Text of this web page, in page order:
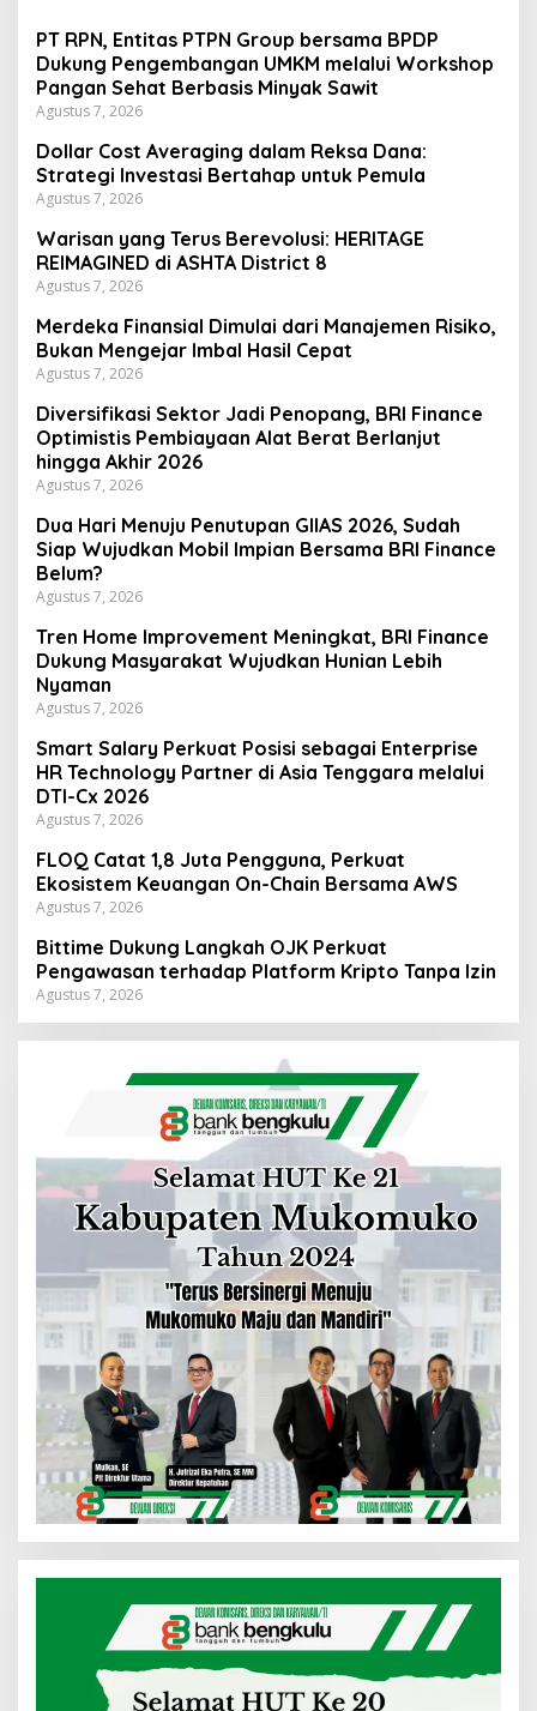
PT RPN, Entitas PTPN Group bersama BPDP
Dukung Pengembangan UMKM melalui Workshop
Pangan Sehat Berbasis Minyak Sawit
Agustus 7, 2026
Dollar Cost Averaging dalam Reksa Dana:
Strategi Investasi Bertahap untuk Pemula
Agustus 7, 2026
Warisan yang Terus Berevolusi: HERITAGE
REIMAGINED di ASHTA District 8
Agustus 7, 2026
Merdeka Finansial Dimulai dari Manajemen Risiko,
Bukan Mengejar Imbal Hasil Cepat
Agustus 7, 2026
Diversifikasi Sektor Jadi Penopang, BRI Finance
Optimistis Pembiayaan Alat Berat Berlanjut
hingga Akhir 2026
Agustus 7, 2026
Dua Hari Menuju Penutupan GIIAS 2026, Sudah
Siap Wujudkan Mobil Impian Bersama BRI Finance
Belum?
Agustus 7, 2026
Tren Home Improvement Meningkat, BRI Finance
Dukung Masyarakat Wujudkan Hunian Lebih
Nyaman
Agustus 7, 2026
Smart Salary Perkuat Posisi sebagai Enterprise
HR Technology Partner di Asia Tenggara melalui
DTI-Cx 2026
Agustus 7, 2026
FLOQ Catat 1,8 Juta Pengguna, Perkuat
Ekosistem Keuangan On-Chain Bersama AWS
Agustus 7, 2026
Bittime Dukung Langkah OJK Perkuat
Pengawasan terhadap Platform Kripto Tanpa Izin
Agustus 7, 2026